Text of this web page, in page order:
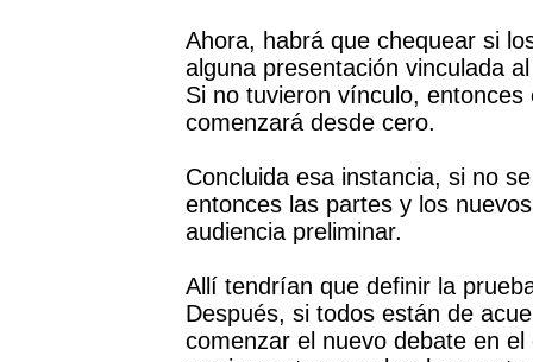
Ahora, habrá que chequear si
alguna presentación vinculada
Si no tuvieron vínculo,
comenzará desde cero.
Concluida esa instancia, si no
entonces las partes y los
audiencia preliminar.
Allí tendrían que definir la
Después, si todos están de
comenzar el nuevo debate en